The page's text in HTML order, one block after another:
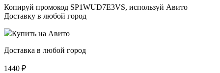
Копируй промокод SP1WUD7E3VS, используй Авито
Доставку в любой город
Купить на Авито
Доставка в любой город
1440 ₽